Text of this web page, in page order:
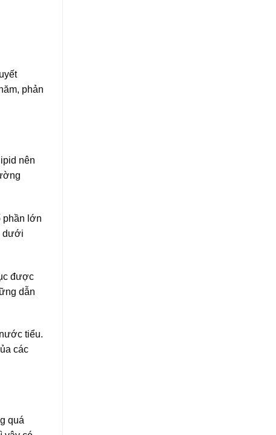
phản
nên
phần lớn
dưới
được
dẫn
tiểu.
các
quá